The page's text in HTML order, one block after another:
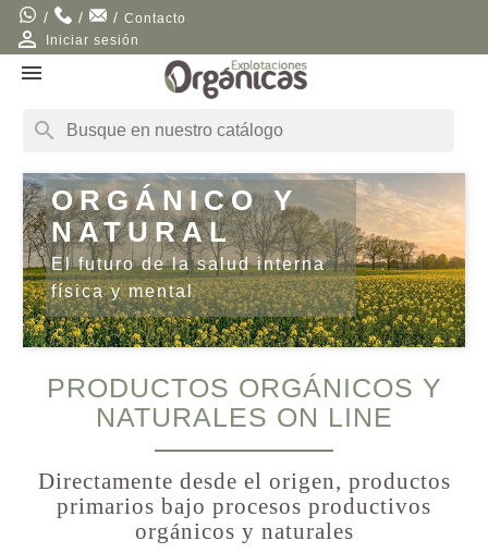
/ / / Contacto

 Iniciar sesión
search
ORGÁNICO Y
NATURAL
El futuro de la salud interna
física y mental
Previous Next
PRODUCTOS ORGÁNICOS Y
NATURALES ON LINE
Directamente desde el origen, productos
primarios bajo procesos productivos
orgánicos y naturales